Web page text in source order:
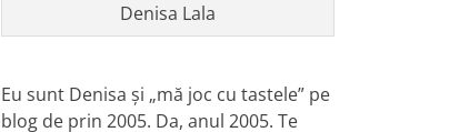
Denisa Lala
Eu sunt Denisa și „mă joc cu tastele” pe
blog de prin 2005. Da, anul 2005. Te